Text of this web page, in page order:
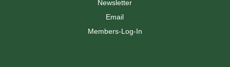
Newsletter
Email
Members-Log-In